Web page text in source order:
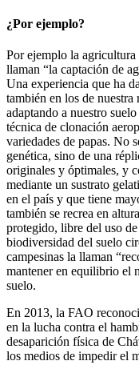
¿Por ejemplo?
Por ejemplo la agricultura
llaman “la captación de
Una experiencia que ha
también en los de
adaptando a nuestro
técnica de clonación
variedades de papas. No
genética, sino de una
originales y óptimales, y
mediante un sustrato
en el país y que tiene
también se recrea en
protegido, libre del uso
biodiversidad del suelo
campesinas la llaman
mantener en equilibrio el
suelo.
En 2013, la FAO
en la lucha contra el
desaparición física de
los medios de impedir el